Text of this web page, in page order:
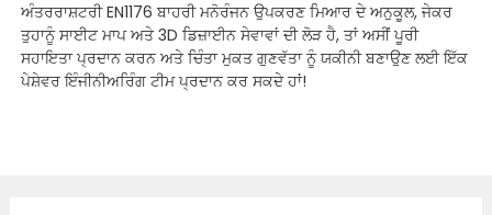
ਅੰਤਰਰਾਸ਼ਟਰੀ EN1176 ਬਾਹਰੀ ਮਨੋਰੰਜਨ ਉਪਕਰਣ ਮਿਆਰ ਦੇ ਅਨੁਕੂਲ, ਜੇਕਰ
ਤੁਹਾਨੂੰ ਸਾਈਟ ਮਾਪ ਅਤੇ 3D ਡਿਜ਼ਾਈਨ ਸੇਵਾਵਾਂ ਦੀ ਲੋੜ ਹੈ, ਤਾਂ ਅਸੀਂ ਪੂਰੀ
ਸਹਾਇਤਾ ਪ੍ਰਦਾਨ ਕਰਨ ਅਤੇ ਚਿੰਤਾ ਮੁਕਤ ਗੁਣਵੱਤਾ ਨੂੰ ਯਕੀਨੀ ਬਣਾਉਣ ਲਈ ਇੱਕ
ਪੇਸ਼ੇਵਰ ਇੰਜੀਨੀਅਰਿੰਗ ਟੀਮ ਪ੍ਰਦਾਨ ਕਰ ਸਕਦੇ ਹਾਂ!